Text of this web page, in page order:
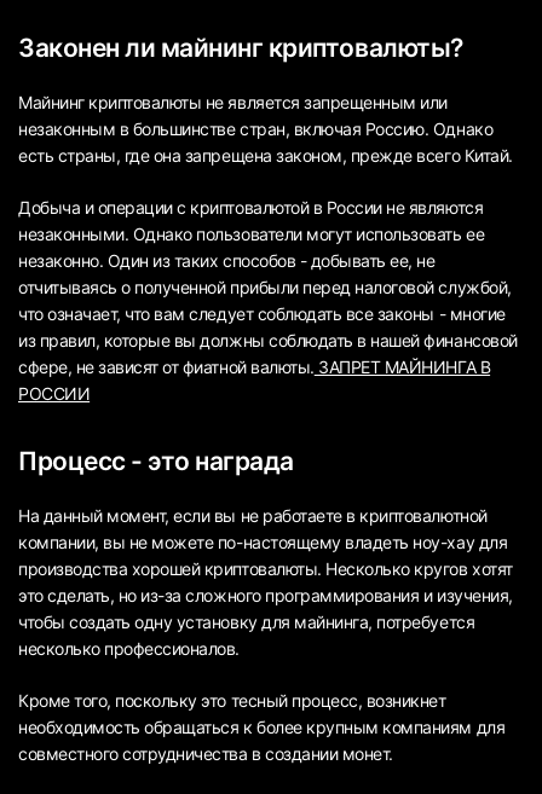
Законен ли майнинг криптовалюты?
Майнинг криптовалюты не является запрещенным или
незаконным в большинстве стран, включая Россию. Однако
есть страны, где она запрещена законом, прежде всего Китай.
Добыча и операции с криптовалютой в России не являются
незаконными. Однако пользователи могут использовать ее
незаконно. Один из таких способов - добывать ее, не
отчитываясь о полученной прибыли перед налоговой службой,
что означает, что вам следует соблюдать все законы - многие
из правил, которые вы должны соблюдать в нашей финансовой
сфере, не зависят от фиатной валюты. ЗАПРЕТ МАЙНИНГА В
РОССИИ
Процесс - это награда
На данный момент, если вы не работаете в криптовалютной
компании, вы не можете по-настоящему владеть ноу-хау для
производства хорошей криптовалюты. Несколько кругов хотят
это сделать, но из-за сложного программирования и изучения,
чтобы создать одну установку для майнинга, потребуется
несколько профессионалов.
Кроме того, поскольку это тесный процесс, возникнет
необходимость обращаться к более крупным компаниям для
совместного сотрудничества в создании монет.